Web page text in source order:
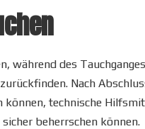
während des
Nach
technische
beherrschen können.